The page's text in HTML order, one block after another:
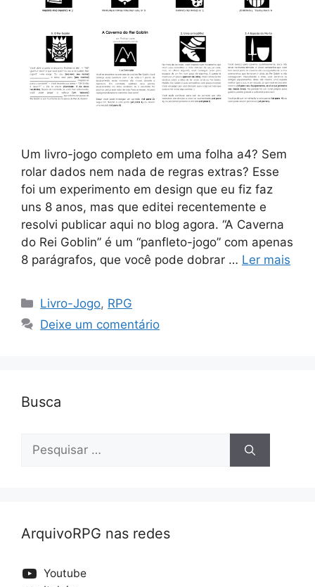
Um livro-jogo completo em uma folha a4? Sem
rolar dados nem nada de regras extras? Esse
foi um experimento em design que eu fiz faz
uns 8 anos, mas que editei recentemente e
resolvi publicar aqui no blog agora. “A Caverna
do Rei Goblin” é um “panfleto-jogo” com apenas
8 parágrafos, que você pode dobrar … Ler mais
Categorias
Livro-Jogo, RPG
Deixe um comentário
Busca
Pesquisar
ArquivoRPG nas redes
Youtube